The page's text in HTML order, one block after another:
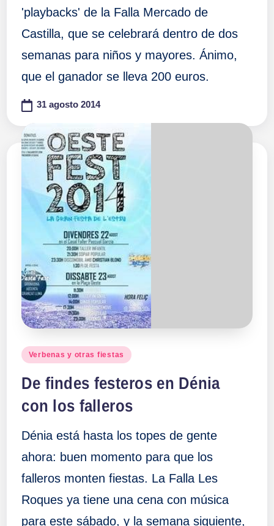
'playbacks' de la Falla Mercado de
Castilla, que se celebrará dentro de dos
semanas para niños y mayores. Ánimo,
que el ganador se lleva 200 euros.
31 agosto 2014
Publicado
Verbenas y otras fiestas
De findes festeros en Dénia
con los falleros
Dénia está hasta los topes de gente
ahora: buen momento para que los
falleros monten fiestas. La Falla Les
Roques ya tiene una cena con música
para este sábado, y la semana siguiente,